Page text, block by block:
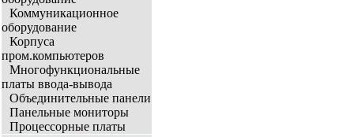
Коммуникационное
оборудование
Корпуса
пром.компьютеров
Многофункциональные
платы ввода-вывода
Объединительные панели
Панельные мониторы
Процессорные платы